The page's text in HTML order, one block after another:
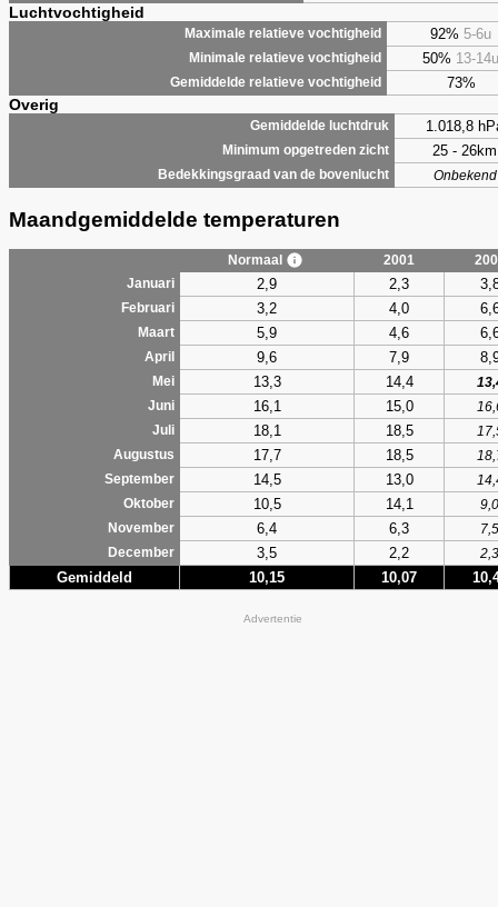
Luchtvochtigheid
Maximale relatieve vochtigheid 92% 5-6u
Minimale relatieve vochtigheid 50% 13-14u
Gemiddelde relatieve vochtigheid 73%
Overig
Gemiddelde luchtdruk 1.018,8
Minimum opgetreden zicht 25 - 26km
Bedekkingsgraad van de bovenlucht Onbekend
Maandgemiddelde temperaturen
Normaal 2001
Januari
2,9 2,3
Februari 3,2 4,0
Maart 5,9 4,6
April 9,6 7,9
Mei 13,3 14,4
Juni
16,1 15,0
Juli
18,1 18,5
Augustus
17,7 18,5
September
14,5 13,0
Oktober
10,5 14,1
9,0
November
6,4 6,3
7,5
December
3,5 2,2 2,3
Gemiddeld 10,15 10,07
Advertentie